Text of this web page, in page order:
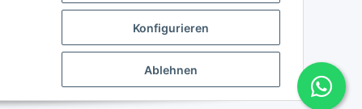
Konfigurieren
Ablehnen